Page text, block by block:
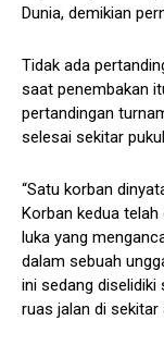
Dunia, demikian
Tidak ada
saat penembakan
pertandingan
selesai sekitar
“Satu korban
Korban kedua
luka yang
dalam sebuah
ini sedang diselidiki
ruas jalan di sekitar